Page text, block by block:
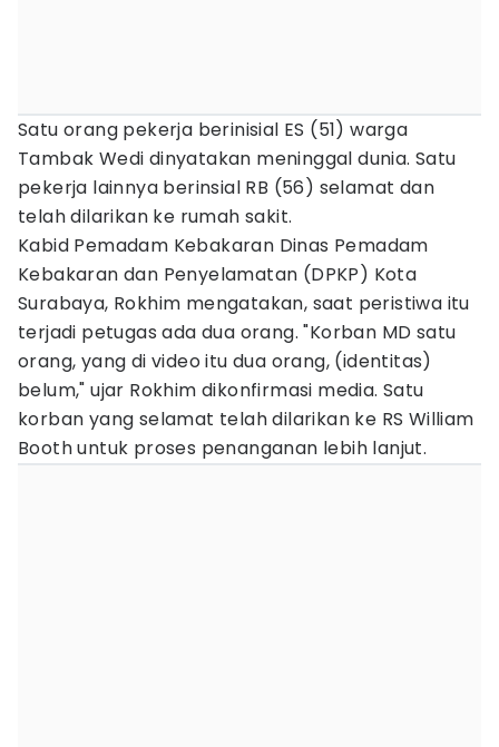
Satu orang pekerja berinisial ES (51) warga
Tambak Wedi dinyatakan meninggal dunia. Satu
pekerja lainnya berinsial RB (56) selamat dan
telah dilarikan ke rumah sakit.
Kabid Pemadam Kebakaran Dinas Pemadam
Kebakaran dan Penyelamatan (DPKP) Kota
Surabaya, Rokhim mengatakan, saat peristiwa itu
terjadi petugas ada dua orang. "Korban MD satu
orang, yang di video itu dua orang, (identitas)
belum," ujar Rokhim dikonfirmasi media. Satu
korban yang selamat telah dilarikan ke RS William
Booth untuk proses penanganan lebih lanjut.